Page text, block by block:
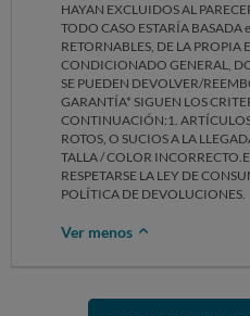
HAYAN EXCLUIDOS AL
TODO CASO ESTARÍA BASADA
RETORNABLES, DE LA PROPIA
CONDICIONADO GENERAL,
SE PUEDEN DEVOLVER/
GARANTÍA* SIGUEN LOS
CONTINUACIÓN:1.
ROTOS, O SUCIOS A LA
TALLA / COLOR
RESPETARSE LA LEY DE
POLÍTICA DE DEVOLUCIONES.
Ver menos